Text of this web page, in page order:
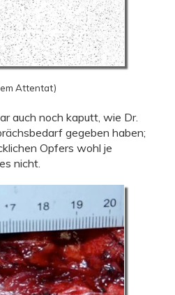
Attentat)
auch noch kaputt, wie Dr.
gegeben haben;
Opfers wohl je
nicht.